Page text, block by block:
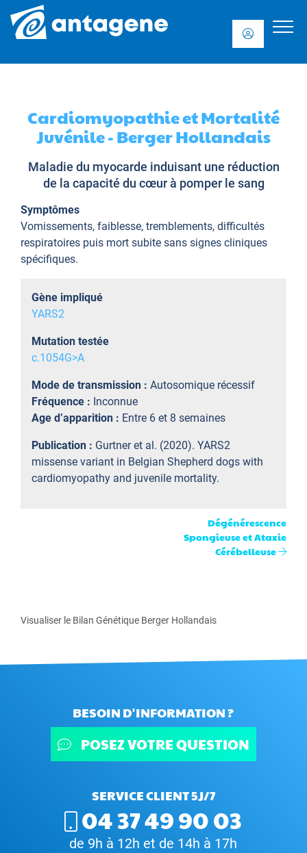
Cardiomyopathie et Mortalité
Juvénile - Berger Hollandais
Maladie du myocarde induisant une réduction
de la capacité du cœur à pomper le sang
Symptômes
Vomissements, faiblesse, tremblements, difficultés
respiratoires puis mort subite sans signes cliniques
spécifiques.
Gène impliqué
YARS2
Mutation testée
c.1054G>A
Mode de transmission : Autosomique récessif
Fréquence : Inconnue
Age d’apparition : Entre 6 et 8 semaines
Publication : Gurtner et al. (2020). YARS2
missense variant in Belgian Shepherd dogs with
cardiomyopathy and juvenile mortality.
Dégénérescence
Spongieuse et Ataxie
Cérébelleuse
Visualiser le Bilan Génétique Berger Hollandais
BESOIN D'INFORMATION ?
POSEZ VOTRE QUESTION
SERVICE CLIENT 5J/7
04 37 49 90 03
de 9h à 12h et de 14h à 17h